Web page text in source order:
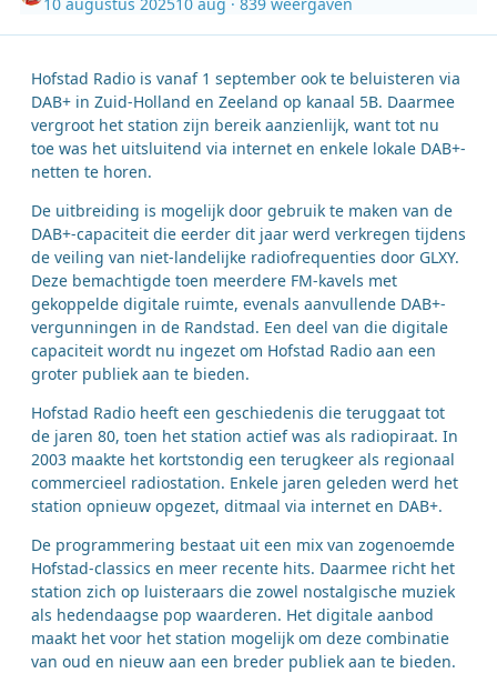
Hofstad Radio is vanaf 1 september ook te beluisteren via
DAB+ in Zuid-Holland en Zeeland op kanaal 5B. Daarmee
vergroot het station zijn bereik aanzienlijk, want tot nu
toe was het uitsluitend via internet en enkele lokale DAB+-
netten te horen.
De uitbreiding is mogelijk door gebruik te maken van de
DAB+-capaciteit die eerder dit jaar werd verkregen tijdens
de veiling van niet-landelijke radiofrequenties door GLXY.
Deze bemachtigde toen meerdere FM-kavels met
gekoppelde digitale ruimte, evenals aanvullende DAB+-
vergunningen in de Randstad. Een deel van die digitale
capaciteit wordt nu ingezet om Hofstad Radio aan een
groter publiek aan te bieden.
Hofstad Radio heeft een geschiedenis die teruggaat tot
de jaren 80, toen het station actief was als radiopiraat. In
2003 maakte het kortstondig een terugkeer als regionaal
commercieel radiostation. Enkele jaren geleden werd het
station opnieuw opgezet, ditmaal via internet en DAB+.
De programmering bestaat uit een mix van zogenoemde
Hofstad-classics en meer recente hits. Daarmee richt het
station zich op luisteraars die zowel nostalgische muziek
als hedendaagse pop waarderen. Het digitale aanbod
maakt het voor het station mogelijk om deze combinatie
van oud en nieuw aan een breder publiek aan te bieden.